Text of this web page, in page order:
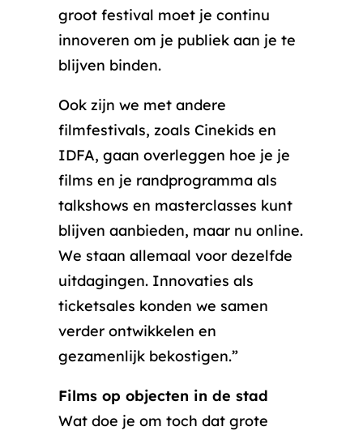
groot festival moet je continu
innoveren om je publiek aan je te
blijven binden.
Ook zijn we met andere
filmfestivals, zoals Cinekids en
IDFA, gaan overleggen hoe je je
films en je randprogramma als
talkshows en masterclasses kunt
blijven aanbieden, maar nu online.
We staan allemaal voor dezelfde
uitdagingen. Innovaties als
ticketsales konden we samen
verder ontwikkelen en
gezamenlijk bekostigen.”
Films op objecten in de stad
Wat doe je om toch dat grote